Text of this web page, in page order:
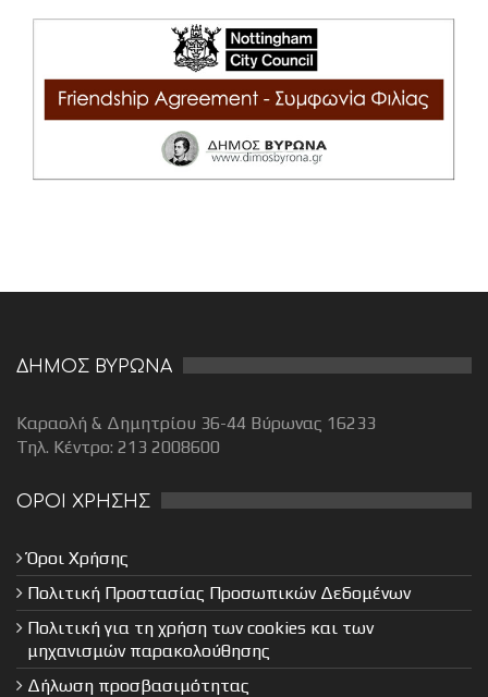
ΔΗΜΟΣ ΒΥΡΩΝΑ
Καραολή & Δημητρίου 36-44 Βύρωνας 16233
Τηλ. Κέντρο: 213 2008600
ΟΡΟΙ ΧΡΗΣΗΣ
Όροι Χρήσης
Πολιτική Προστασίας Προσωπικών Δεδομένων
Πολιτική για τη χρήση των cookies και των
μηχανισμών παρακολούθησης
Δήλωση προσβασιμότητας